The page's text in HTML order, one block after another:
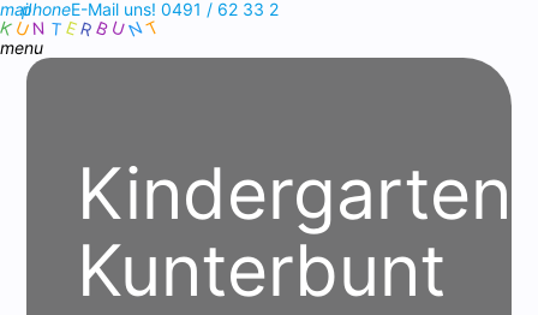
E-Mail uns!
phone 0491 / 62 33 2
UN T ER B UNT
menu
Kindergarten
Kunterbunt